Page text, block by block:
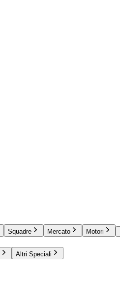
Squadre Mercato Motori
Altri Speciali